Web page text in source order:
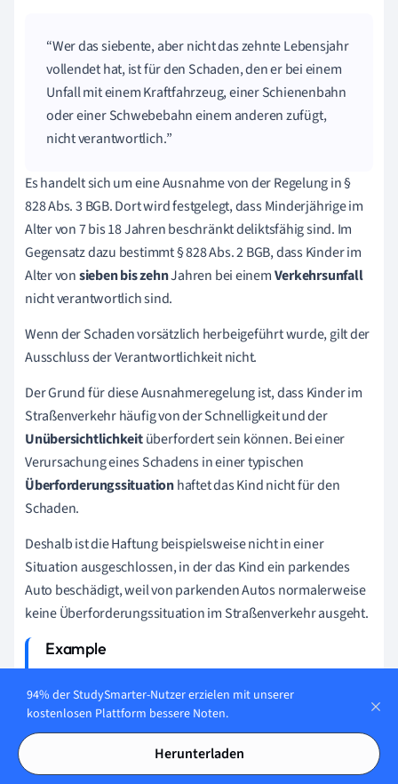
Wer das siebente, aber nicht das zehnte Lebensjahr
vollendet hat, ist für den Schaden, den er bei einem
Unfall mit einem Kraftfahrzeug, einer Schienenbahn
oder einer Schwebebahn einem anderen zufügt,
nicht verantwortlich.
Es handelt sich um eine Ausnahme von der Regelung in §
828 Abs. 3 BGB. Dort wird festgelegt, dass Minderjährige im
Alter von 7 bis 18 Jahren beschränkt deliktsfähig sind. Im
Gegensatz dazu bestimmt § 828 Abs. 2 BGB, dass Kinder im
Alter vonsieben bis zehnJahren bei einemVerkehrsunfall
nicht verantwortlich sind.
Wenn der Schaden vorsätzlich herbeigeführt wurde, gilt der
Ausschluss der Verantwortlichkeit nicht.
Der Grund für diese Ausnahmeregelung ist, dass Kinder im
Straßenverkehr häufig von der Schnelligkeit und der
Unübersichtlichkeitüberfordert sein können. Bei einer
Verursachung eines Schadens in einer typischen
Überforderungssituationhaftet das Kind nicht für den
Schaden.
Deshalb ist die Haftung beispielsweise nicht in einer
Situation ausgeschlossen, in der das Kind ein parkendes
Auto beschädigt, weil von parkenden Autos normalerweise
keine Überforderungssituation im Straßenverkehr ausgeht.
Anna ist neun Jahre alt und mit ihrem Fahrrad in der
Stadt unterwegs. Sie fährt hinter mehreren Autos und
übersieht dabei, dass sie vor ihr bremsen, weil die
Ampel auf Rot geschaltet wurde. Anna kann erst zu spät
94% der StudySmarter-Nutzer erzielen mit unserer
kostenlosen Plattform bessere Noten.
Herunterladen